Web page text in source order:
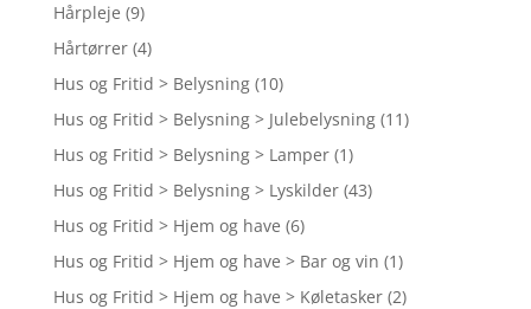
Hårpleje (9)
Hårtørrer (4)
Hus og Fritid > Belysning (10)
Hus og Fritid > Belysning > Julebelysning (11)
Hus og Fritid > Belysning > Lamper (1)
Hus og Fritid > Belysning > Lyskilder (43)
Hus og Fritid > Hjem og have (6)
Hus og Fritid > Hjem og have > Bar og vin (1)
Hus og Fritid > Hjem og have > Køletasker (2)